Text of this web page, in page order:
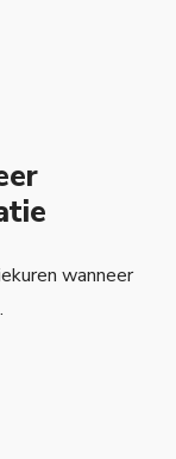
wanneer